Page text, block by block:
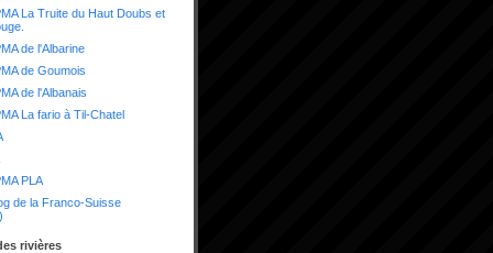
La Truite du Haut Doubs et
de l'Albarine
de Goumois
de l'Albanais
La fario à Til-Chatel
PLA
de la Franco-Suisse
rivières